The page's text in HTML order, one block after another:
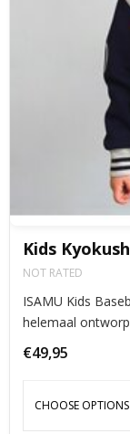
Kids
NOT RATED
ISAMU Kids
helemaal
€49,95
CHOOSE OPTIONS